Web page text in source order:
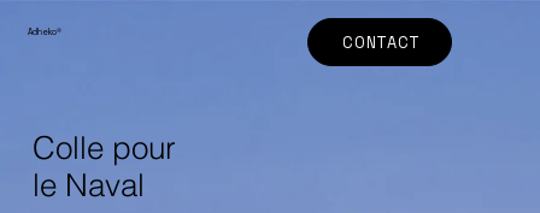
Adheko® CONTACT
Colle pour
le Naval